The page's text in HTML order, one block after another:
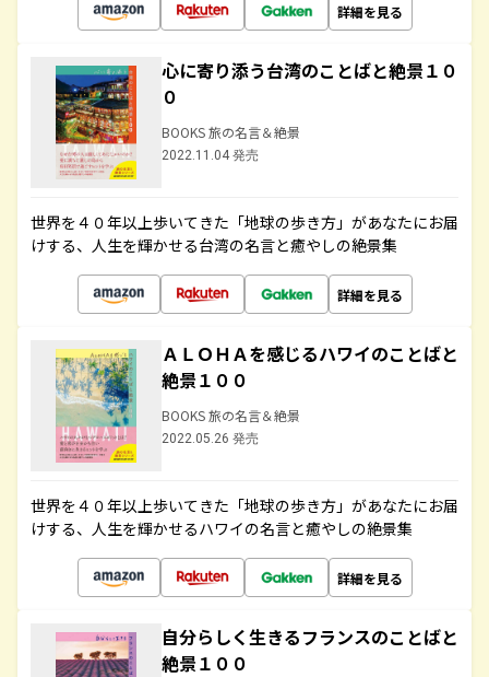
詳細を見る
心に寄り添う台湾のことばと絶景１０
０
BOOKS 旅の名言＆絶景
2022.11.04 発売
世界を４０年以上歩いてきた「地球の歩き方」があなたにお届
けする、人生を輝かせる台湾の名言と癒やしの絶景集
詳細を見る
ＡＬＯＨＡを感じるハワイのことばと
絶景１００
BOOKS 旅の名言＆絶景
2022.05.26 発売
世界を４０年以上歩いてきた「地球の歩き方」があなたにお届
けする、人生を輝かせるハワイの名言と癒やしの絶景集
詳細を見る
自分らしく生きるフランスのことばと
絶景１００